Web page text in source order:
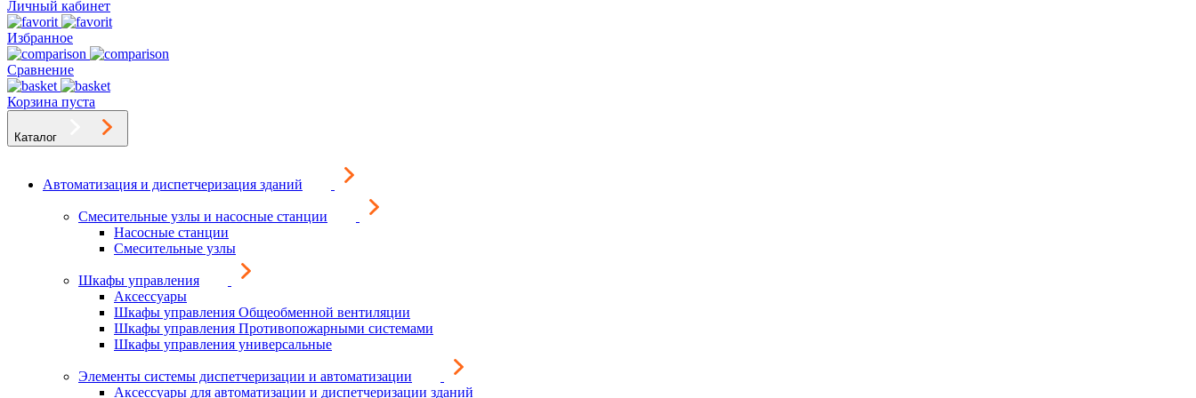
Личный кабинет
Избранное
Сравнение
Корзина пуста
Каталог
Автоматизация и диспетчеризация зданий
Смесительные узлы и насосные станции
Насосные станции
Смесительные узлы
Шкафы управления
Аксессуары
Шкафы управления Общеобменной вентиляции
Шкафы управления Противопожарными системами
Шкафы управления универсальные
Элементы системы диспетчеризации и автоматизации
Аксессуары для автоматизации и диспетчеризации зданий